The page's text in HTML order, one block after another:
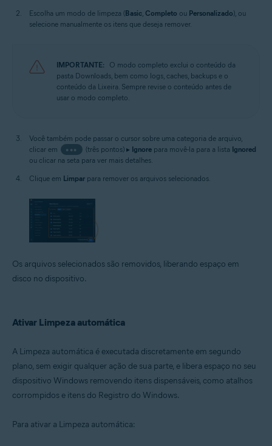
Escolha um modo de limpeza (Basic Completo ou Personalizado), ou
selecione manualmente os itens que deseja remover.
IMPORTANTE:
O modo completo exclui o conteúdo da
pasta Downloads, bem como logs, caches, backups e o
conteúdo da Lixeira. Sempre revise o conteúdo antes de
usar o modo completo.
Você também pode passar o cursor sobre uma categoria de arquivo,
clicar em
••• (três pontos) ▸ Ignorepara movê-la para a lista Ignored
ou clicar na seta para ver mais detalhes.
Clique em Limpar para remover os arquivos selecionados.
Os arquivos selecionados são removidos, liberando espaço em
disco no dispositivo.
Ativar Limpeza automática
A Limpeza automática é executada discretamente em segundo
plano, sem exigir qualquer ação de sua parte, e libera espaço no seu
dispositivo Windows removendo itens dispensáveis, como atalhos
corrompidos e itens do Registro do Windows.
Para ativar a Limpeza automática: